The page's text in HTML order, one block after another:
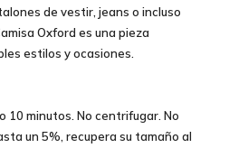
de vestir, jeans o incluso
Oxford es una pieza
estilos y ocasiones.
10 minutos. No centrifugar. No
un 5%, recupera su tamaño al